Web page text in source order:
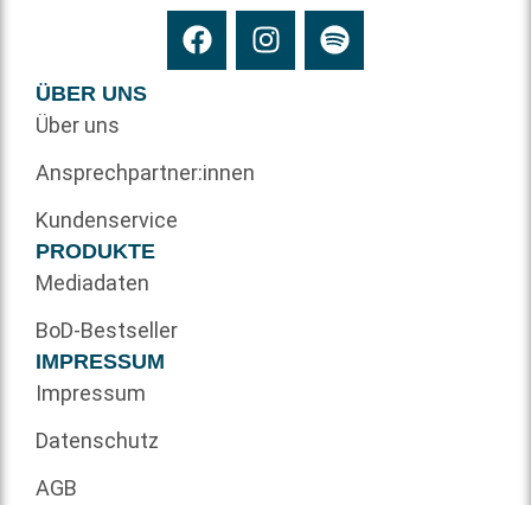
ÜBER UNS
Über uns
Ansprechpartner:innen
Kundenservice
PRODUKTE
Mediadaten
BoD-Bestseller
IMPRESSUM
Impressum
Datenschutz
AGB